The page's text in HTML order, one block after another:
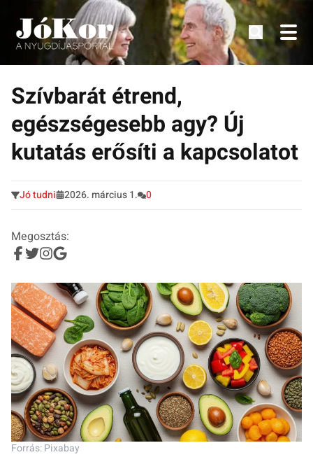
Tovább
tartalomra
Tudnivalók, érdekességek idősek számára.
Szívbarát étrend,
egészségesebb agy? Új
kutatás erősíti a kapcsolatot
Jó tudni 2026. március 1. 0
Megosztás:
Forrás: Pixabay